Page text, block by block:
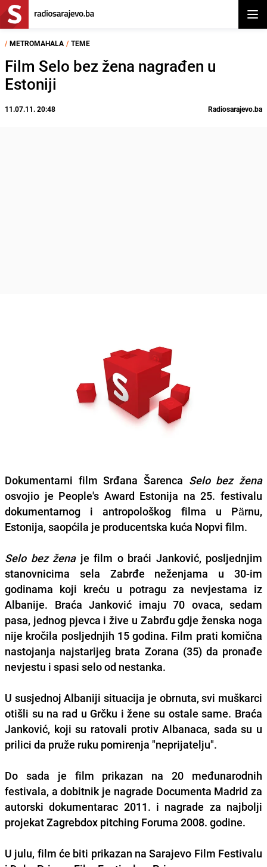
/ METROMAHALA / TEME
Film Selo bez žena nagrađen u
Estoniji
11.07.11. 20:48 Radiosarajevo.ba
Dokumentarni film Srđana Šarenca Selo bez žena
osvojio je People's Award Estonija na 25. festivalu
dokumentarnog i antropološkog filma u Pärnu,
Estonija, saopćila je producentska kuća Nopvi film.
Selo bez ženaje film o braći Janković, posljednjim
stanovnicima sela Zabrđe neženjama u 30-im
godinama koji kreću u potragu za nevjestama iz
Albanije. Braća Janković imaju 70 ovaca, sedam
pasa, jednog pjevca i žive u Zabrđu gdje ženska noga
nije kročila posljednjih 15 godina. Film prati komična
nastojanja najstarijeg brata Zorana (35) da pronađe
nevjestu i spasi selo od nestanka.
U susjednoj Albaniji situacija je obrnuta, svi muškarci
otišli su na rad u Grčku i žene su ostale same. Braća
Janković, koji su ratovali protiv Albanaca, sada su u
prilici da pruže ruku pomirenja "neprijatelju".
Do sada je film prikazan na 20 međunarodnih
festivala, a dobitnik je nagrade Documenta Madrid za
autorski dokumentarac 2011. i nagrade za najbolji
projekat Zagrebdox pitching Foruma 2008. godine.
U julu, film će biti prikazan na Sarajevo Film Festivalu